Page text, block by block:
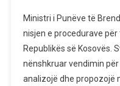
Ministri i Punëve të
nisjen e procedurave
Republikës së Kosovës.
nënshkruar vendimin
analizojë dhe propozojë